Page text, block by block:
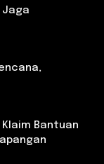
Jaga
Bantuan